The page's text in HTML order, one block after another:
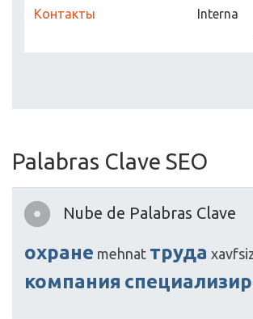
Контакты Interna
Palabras Clave SEO
Nube de Palabras Clave
охране mehnat труда
компания